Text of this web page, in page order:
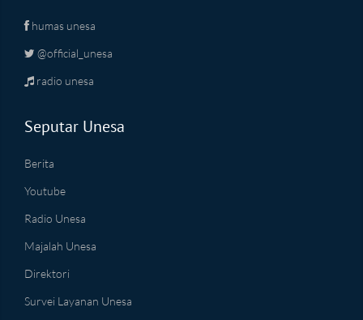
humas unesa
@official_unesa
radio unesa
Seputar Unesa
Berita
Youtube
Radio Unesa
Majalah Unesa
Direktori
Survei Layanan Unesa